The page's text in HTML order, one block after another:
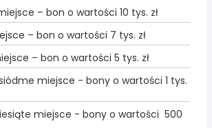
– bon o wartości 10 tys. zł
– bon o wartości 7 tys. zł
– bon o wartości 5 tys. zł
miejsce - bony o wartości 1 tys.
miejsce - bony o wartości 500